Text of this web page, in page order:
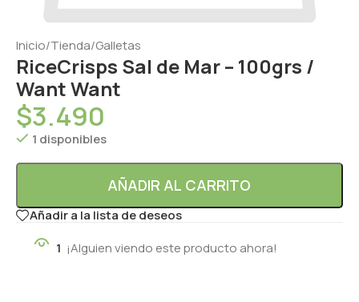
Inicio/Tienda/Galletas
RiceCrisps Sal de Mar – 100grs /
Want Want
$3.490
1 disponibles
AÑADIR AL CARRITO
Añadir a la lista de deseos
1 ¡Alguien viendo este producto ahora!